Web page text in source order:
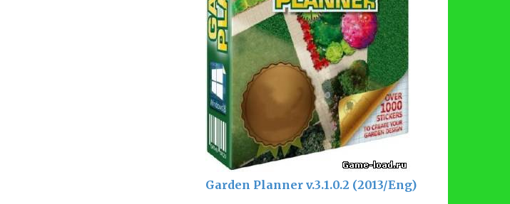
Garden Planner v.3.1.0.2 (2013/Eng)